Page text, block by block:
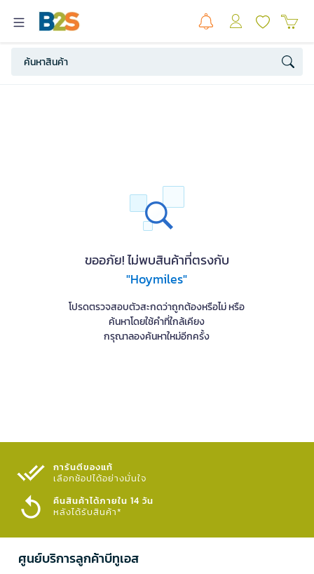
ขออภัย! ไม่พบสินค้าที่ตรงกับ
"Hoymiles"
โปรดตรวจสอบตัวสะกดว่าถูกต้องหรือไม่ หรือ
ค้นหาโดยใช้คำที่ใกล้เคียง
กรุณาลองค้นหาใหม่อีกครั้ง
การันตีของแท้
เลือกช้อปได้อย่างมั่นใจ​
คืนสินค้าได้ภายใน 14 วัน
หลังได้รับสินค้า*
ศูนย์บริการลูกค้าบีทูเอส